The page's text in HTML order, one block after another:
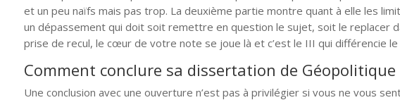
et un peu naïfs mais pas trop. La deuxième partie montre quant à elle les
un dépassement qui doit soit remettre en question le sujet, soit le replacer
prise de recul, le cœur de votre note se joue là et c’est le III qui différencie le
Comment conclure sa dissertation de Géopolitique
Une conclusion avec une ouverture n’est pas à privilégier si vous ne vous